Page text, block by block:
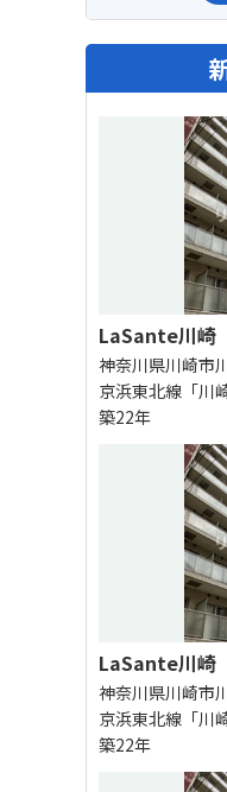
LaSante川崎
神奈川県川崎市
京浜東北線「川
築22年
LaSante川崎
神奈川県川崎市
京浜東北線「川
築22年